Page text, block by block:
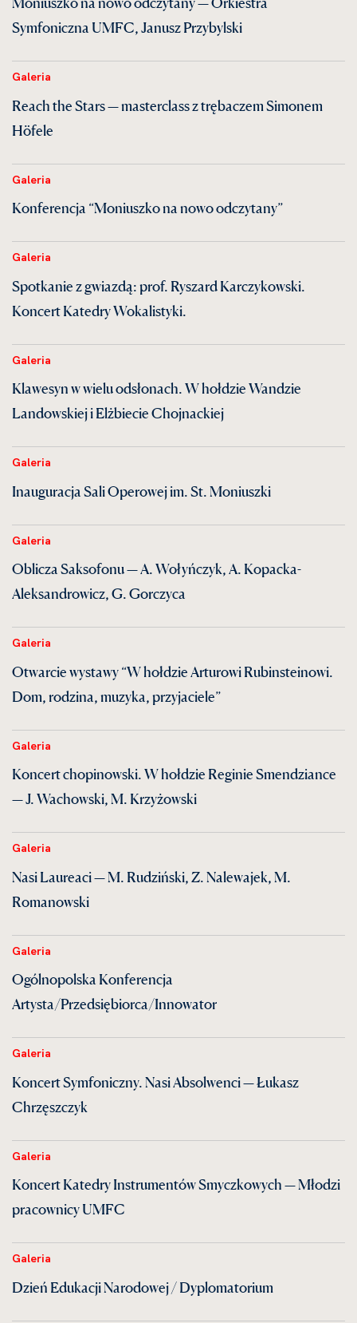
Symfoniczna UMFC, Janusz Przybylski
Galeria
Reach the Stars — masterclass z trębaczem Simonem
Höfele
Galeria
Konferencja “Moniuszko na nowo odczytany”
Galeria
Spotkanie z gwiazdą: prof. Ryszard Karczykowski.
Koncert Katedry Wokalistyki.
Galeria
Klawesyn w wielu odsłonach. W hołdzie Wandzie
Landowskiej i Elżbiecie Chojnackiej
Galeria
Inauguracja Sali Operowej im. St. Moniuszki
Galeria
Oblicza Saksofonu — A. Wołyńczyk, A. Kopacka-
Aleksandrowicz, G. Gorczyca
Galeria
Otwarcie wystawy “W hołdzie Arturowi Rubinsteinowi.
Dom, rodzina, muzyka, przyjaciele”
Galeria
Koncert chopinowski. W hołdzie Reginie Smendziance
— J. Wachowski, M. Krzyżowski
Galeria
Nasi Laureaci — M. Rudziński, Z. Nalewajek, M.
Romanowski
Galeria
Ogólnopolska Konferencja
Artysta/Przedsiębiorca/Innowator
Galeria
Koncert Symfoniczny. Nasi Absolwenci — Łukasz
Chrzęszczyk
Galeria
Koncert Katedry Instrumentów Smyczkowych — Młodzi
pracownicy UMFC
Galeria
Dzień Edukacji Narodowej / Dyplomatorium